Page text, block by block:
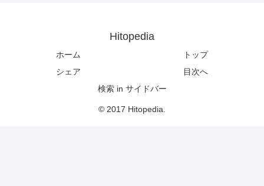
Hitopedia
ホーム
トップ
シェア
目次へ
検索 in サイドバー
© 2017 Hitopedia.